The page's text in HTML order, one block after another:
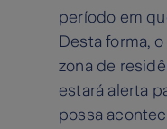
período em
Desta forma,
zona de
estará alerta
possa